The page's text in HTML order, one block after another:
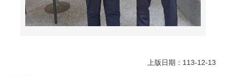
上版日期：113-12-13